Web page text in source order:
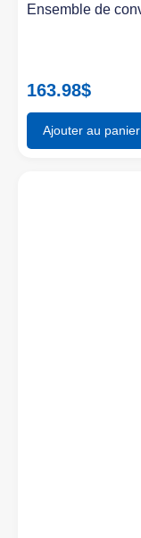
Ensemble de
163.98$
Ajouter au panier